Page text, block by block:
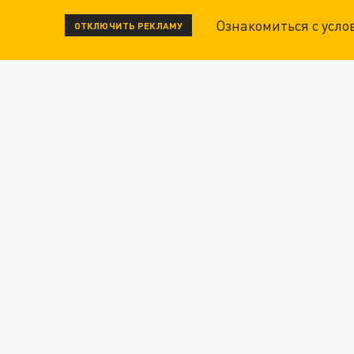
ОТКЛЮЧИТЬ РЕКЛАМУ Ознакомиться с